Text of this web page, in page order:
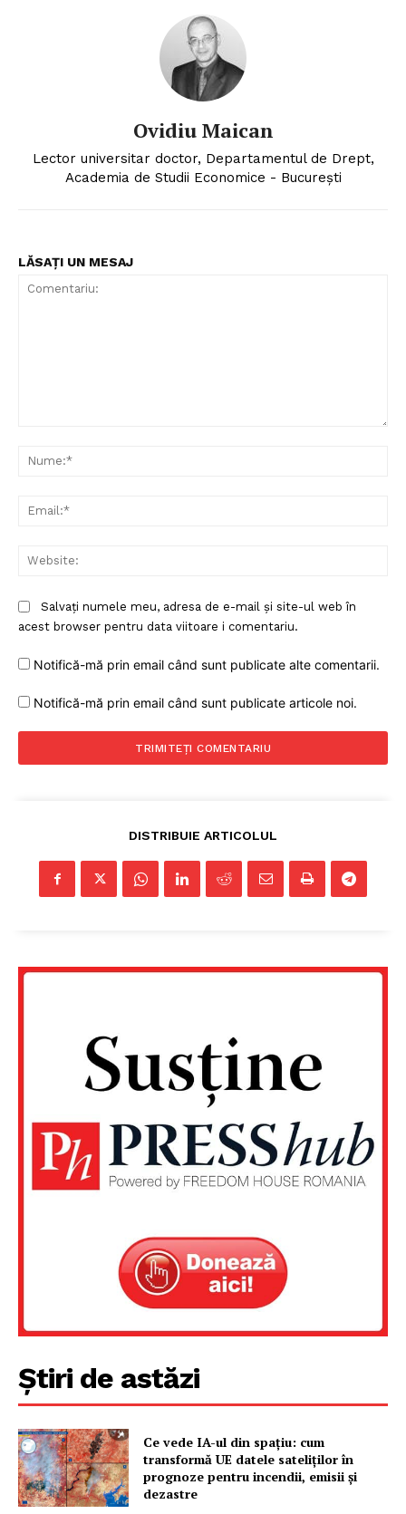
Un proiect
FREEDOM HOUSE ROMÂNIA
PRESShub
Ovidiu Maican
Lector universitar doctor, Departamentul de Drept,
Academia de Studii Economice - Bucureşti
LĂSAȚI UN MESAJ
Salvați numele meu, adresa de e-mail și site-ul web în
acest browser pentru data viitoare i comentariu.
Notifică-mă prin email când sunt publicate alte comentarii.
Notifică-mă prin email când sunt publicate articole noi.
DISTRIBUIE ARTICOLUL
Știri de astăzi
Ce vede IA-ul din spațiu: cum
transformă UE datele sateliților în
prognoze pentru incendii, emisii și
dezastre